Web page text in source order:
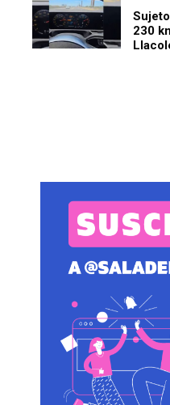
230